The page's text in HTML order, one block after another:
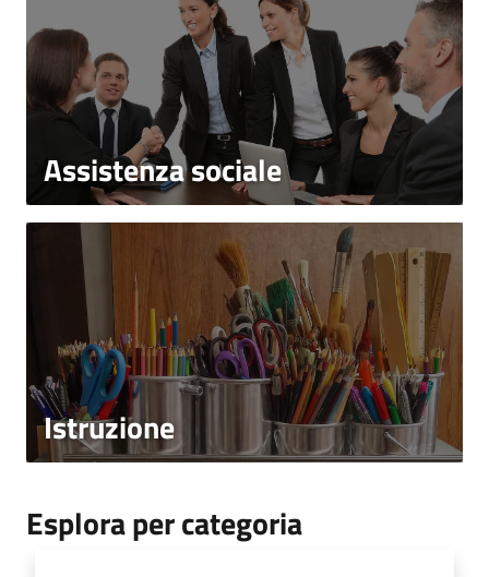
Assistenza sociale
Istruzione
Esplora per categoria